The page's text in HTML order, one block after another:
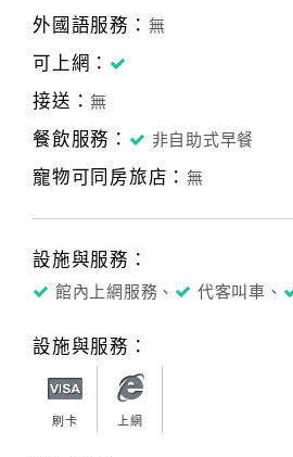
外國語服務： 無
可上網：
接送：無
餐飲服務： 非自助式早餐
寵物可同房旅店： 無
設施與服務：
館內上網服務、 代客叫車、
設施與服務：
刷卡 上網